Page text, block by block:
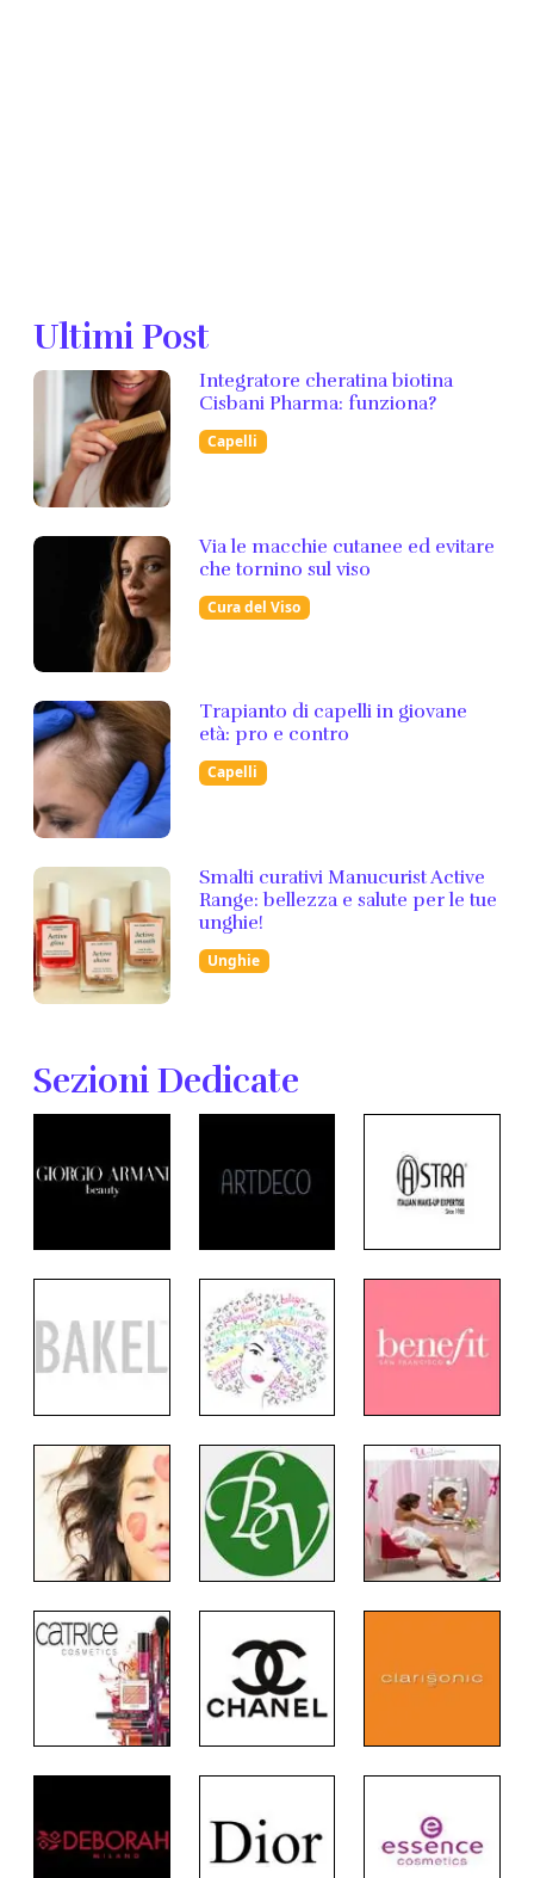
Ultimi Post
Integratore cheratina biotina
Cisbani Pharma: funziona?
Capelli
Via le macchie cutanee ed evitare
che tornino sul viso
Cura del Viso
Trapianto di capelli in giovane
età: pro e contro
Capelli
Smalti curativi Manucurist Active
Range: bellezza e salute per le tue
unghie!
Unghie
Sezioni Dedicate